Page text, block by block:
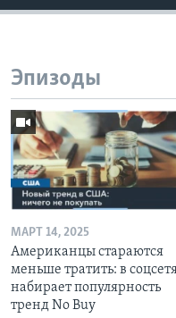
Эпизоды
МАРТ 14, 2025
Американцы стараются
меньше тратить: в
набирает популярность
тренд No Buy